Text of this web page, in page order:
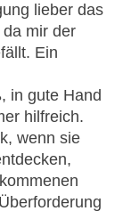
lieber das
da mir der
Ein
in gute Hand
hilfreich.
wenn sie